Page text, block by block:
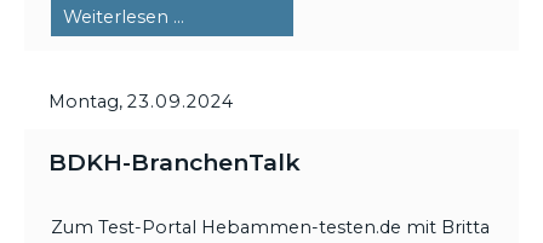
Weiterlesen …
Montag, 23.09.2024
BDKH-BranchenTalk
Zum Test-Portal Hebammen-testen.de mit Britta